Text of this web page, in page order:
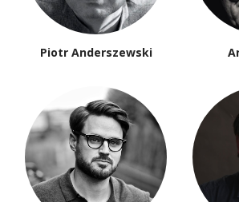
Piotr Anderszewski